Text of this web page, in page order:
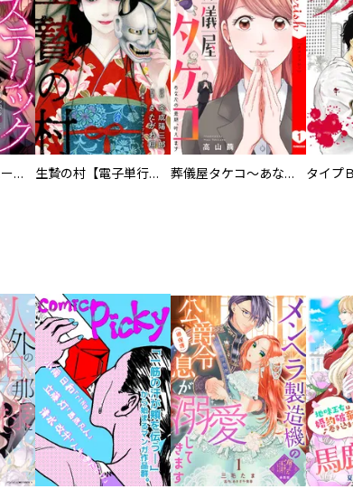
ヒステリック・ハーレム～搾られる男と堕ちる女～【電子単行本版】 生贄の村【電子単行本版】 葬儀屋タケコ～あなたの最期、叶えます【電子単行本版】